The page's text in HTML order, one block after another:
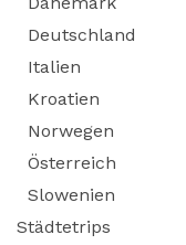
Deutschland
Italien
Kroatien
Norwegen
Österreich
Slowenien
Städtetrips